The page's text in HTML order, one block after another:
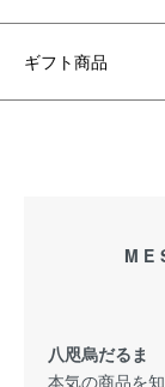
ギフト商品
八咫烏だるま
本気の商品を